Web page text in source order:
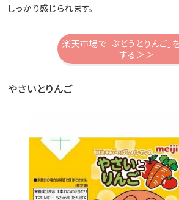
しっかり感じられます。
楽天市場で「ぶどうとりんご」
する＞＞
やさいとりんご